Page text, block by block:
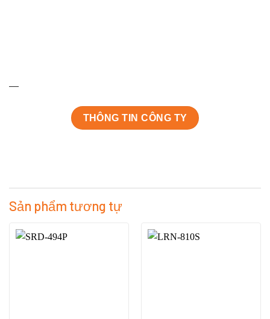
—
THÔNG TIN CÔNG TY
Sản phẩm tương tự